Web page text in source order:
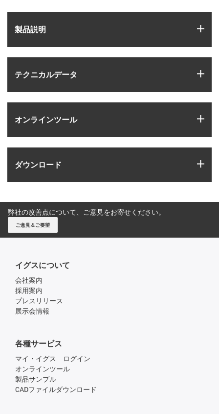
製品説明
テクニカルデータ
オンラインツール
ダウンロード
弊社の改善点について、ご意見をお寄せください。
ご意見＆ご要望
イグスについて
会社案内
採用案内
プレスリリース
展示会情報
各種サービス
マイ・イグス ログイン
オンラインツール
製品サンプル
CADファイルダウンロード